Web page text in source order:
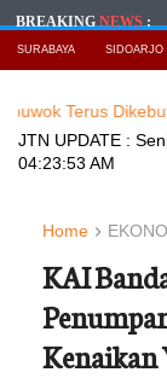
BREAKINGNEWS:
SURABAYA SIDOARJO
Dikebut Baca
JTN UPDATE :
04:23:55 AM
Home
KAI
Kenaikan